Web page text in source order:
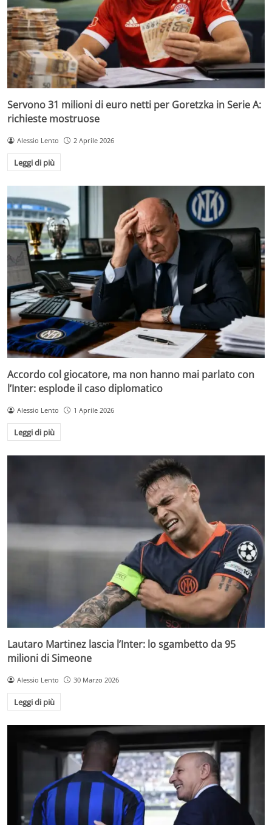
Servono 31 milioni di euro netti per Goretzka in Serie A:
richieste mostruose
Alessio Lento 2 Aprile 2026
Leggi di più
Accordo col giocatore, ma non hanno mai parlato con
l’Inter: esplode il caso diplomatico
Alessio Lento 1 Aprile 2026
Leggi di più
Lautaro Martinez lascia l’Inter: lo sgambetto da 95
milioni di Simeone
Alessio Lento 30 Marzo 2026
Leggi di più